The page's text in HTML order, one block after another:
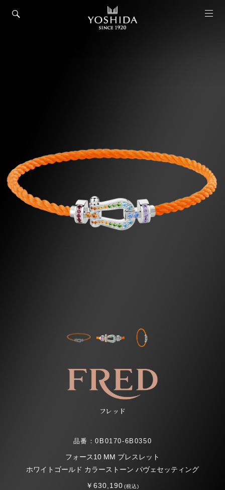
フレッド
品番：0B0170-6B0350
フォース10 MM ブレスレット
ホワイトゴールド カラーストーン パヴェセッティング
￥630,190(税込)